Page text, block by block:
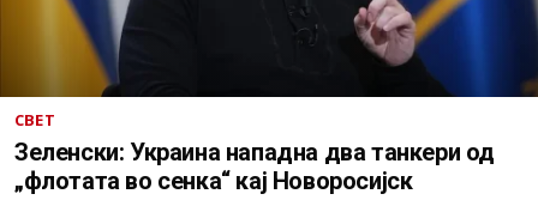
СВЕТ
Зеленски: Украина нападна два танкери од
„флотата во сенка“ кај Новоросијск